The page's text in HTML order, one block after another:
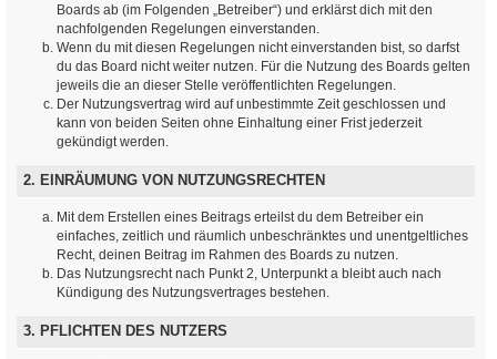
Boards ab (im Folgenden „Betreiber“) und erklärst dich mit den
nachfolgenden Regelungen einverstanden.
Wenn du mit diesen Regelungen nicht einverstanden bist, so darfst
du das Board nicht weiter nutzen. Für die Nutzung des Boards gelten
jeweils die an dieser Stelle veröffentlichten Regelungen.
Der Nutzungsvertrag wird auf unbestimmte Zeit geschlossen und
kann von beiden Seiten ohne Einhaltung einer Frist jederzeit
gekündigt werden.
2. EINRÄUMUNG VON NUTZUNGSRECHTEN
Mit dem Erstellen eines Beitrags erteilst du dem Betreiber ein
einfaches, zeitlich und räumlich unbeschränktes und unentgeltliches
Recht, deinen Beitrag im Rahmen des Boards zu nutzen.
Das Nutzungsrecht nach Punkt 2, Unterpunkt a bleibt auch nach
Kündigung des Nutzungsvertrages bestehen.
3. PFLICHTEN DES NUTZERS